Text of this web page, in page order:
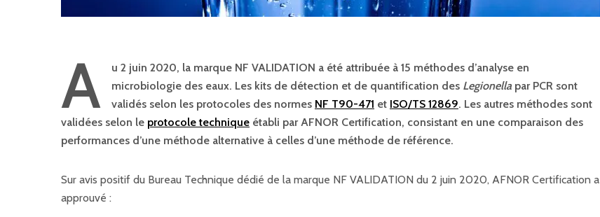
A
u 2 juin 2020, la marque NF VALIDATION a été attribuée à 15 méthodes d’analyse en
microbiologie des eaux. Les kits de détection et de quantification des Legionella par PCR sont
validés selon les protocoles des normes NF T90-471 et ISO/TS 12869. Les autres méthodes sont
validées selon le protocole technique établi par AFNOR Certification, consistant en une comparaison des
performances d’une méthode alternative à celles d’une méthode de référence.
Sur avis positif du Bureau Technique dédié de la marque NF VALIDATION du 2 juin 2020, AFNOR Certification a
approuvé :